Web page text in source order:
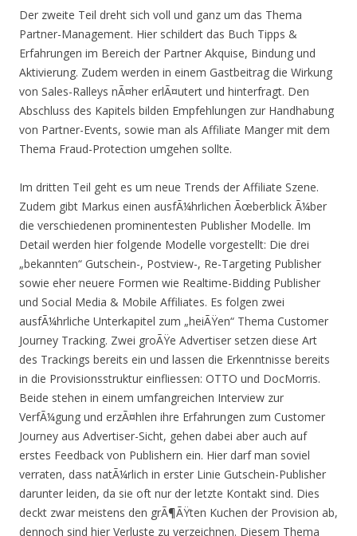
Der zweite Teil dreht sich voll und ganz um das Thema
Partner-Management. Hier schildert das Buch Tipps &
Erfahrungen im Bereich der Partner Akquise, Bindung und
Aktivierung. Zudem werden in einem Gastbeitrag die Wirkung
von Sales-Ralleys nÃ¤her erlÃ¤utert und hinterfragt. Den
Abschluss des Kapitels bilden Empfehlungen zur Handhabung
von Partner-Events, sowie man als Affiliate Manger mit dem
Thema Fraud-Protection umgehen sollte.
Im dritten Teil geht es um neue Trends der Affiliate Szene.
Zudem gibt Markus einen ausfÃ¼hrlichen Ãœberblick Ã¼ber
die verschiedenen prominentesten Publisher Modelle. Im
Detail werden hier folgende Modelle vorgestellt: Die drei
„bekannten“ Gutschein-, Postview-, Re-Targeting Publisher
sowie eher neuere Formen wie Realtime-Bidding Publisher
und Social Media & Mobile Affiliates. Es folgen zwei
ausfÃ¼hrliche Unterkapitel zum „heiÃŸen“ Thema Customer
Journey Tracking. Zwei groÃŸe Advertiser setzen diese Art
des Trackings bereits ein und lassen die Erkenntnisse bereits
in die Provisionsstruktur einfliessen: OTTO und DocMorris.
Beide stehen in einem umfangreichen Interview zur
VerfÃ¼gung und erzÃ¤hlen ihre Erfahrungen zum Customer
Journey aus Advertiser-Sicht, gehen dabei aber auch auf
erstes Feedback von Publishern ein. Hier darf man soviel
verraten, dass natÃ¼rlich in erster Linie Gutschein-Publisher
darunter leiden, da sie oft nur der letzte Kontakt sind. Dies
deckt zwar meistens den grÃ¶ÃŸten Kuchen der Provision ab,
dennoch sind hier Verluste zu verzeichnen. Diesem Thema